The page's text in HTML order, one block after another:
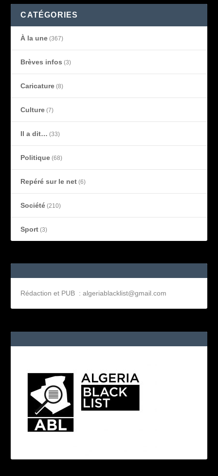
CATÉGORIES
À la une (367)
Brèves infos (3)
Caricature (8)
Culture (7)
Il a dit… (33)
Politique (68)
Repéré sur le net (6)
Société (210)
Sport (3)
Rédaction et PUB : algeriablacklist@gmail.com